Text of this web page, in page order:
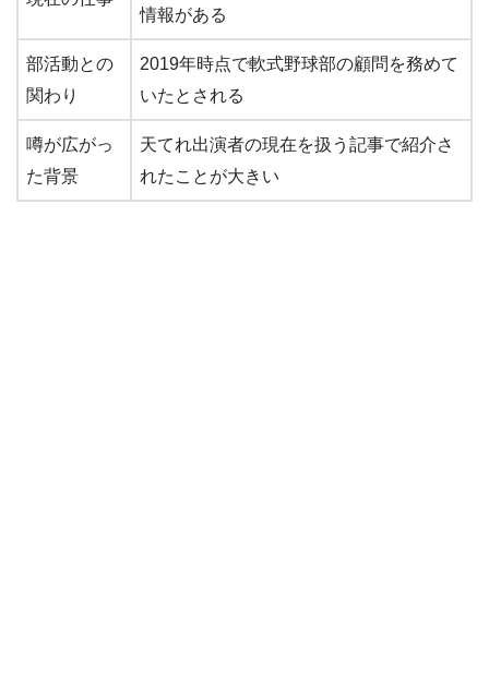
情報がある
部活動との
関わり
2019年時点で軟式野球部の顧問を務めて
いたとされる
噂が広がっ
た背景
天てれ出演者の現在を扱う記事で紹介さ
れたことが大きい